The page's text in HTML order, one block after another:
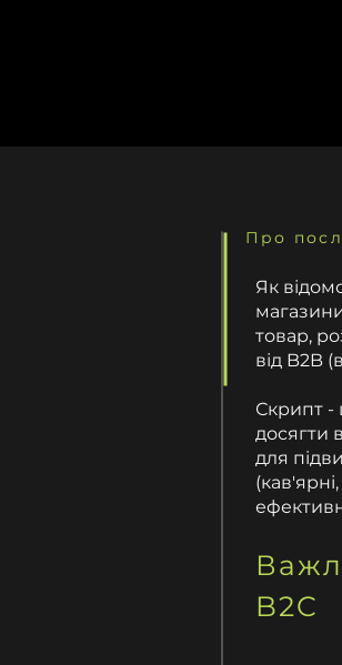
Про
Як
товар,
від B2B
Скрипт -
досягти
для
B2C